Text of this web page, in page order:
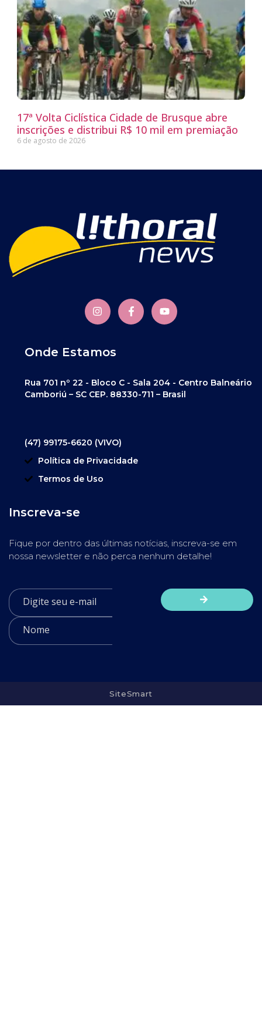
17ª Volta Ciclística Cidade de Brusque abre
inscrições e distribui R$ 10 mil em premiação
6 de agosto de 2026
Onde Estamos
Rua 701 nº 22 - Bloco C - Sala 204 - Centro Balneário
Camboriú – SC CEP. 88330-711 – Brasil
(47) 99175-6620 (VIVO)
Política de Privacidade
Termos de Uso
Inscreva-se
Fique por dentro das últimas notícias, inscreva-se em
nossa newsletter e não perca nenhum detalhe!
SiteSmart